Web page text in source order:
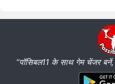
“पॉसिबल11 के साथ गेम चेंजर